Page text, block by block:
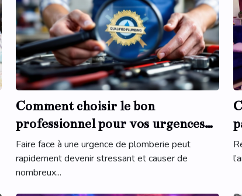
Comment choisir le bon
professionnel pour vos urgences
de plomberie ?
Faire face à une urgence de plomberie peut
rapidement devenir stressant et causer de
nombreux...